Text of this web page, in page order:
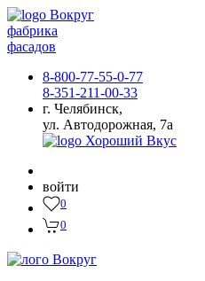
фабрика
фасадов
8-800-77-55-0-77
8-351-211-00-33
г. Челябинск,
ул. Автодорожная, 7а
войти
0
0